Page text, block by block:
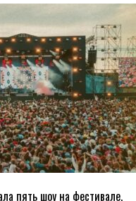
пять шоу на фестивале,